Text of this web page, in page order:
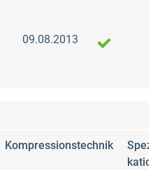
09.08.2013
Kompressionstechnik
kation